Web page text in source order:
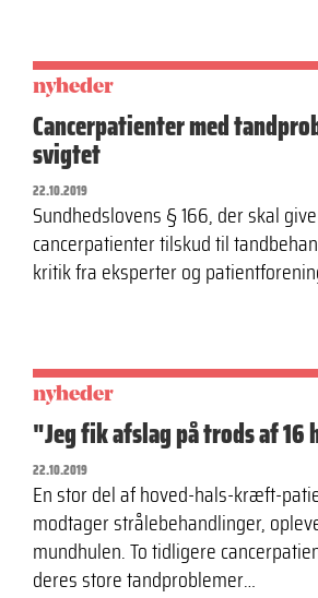
nyheder
Cancerpatienter med
svigtet
22.10.2019
Sundhedslovens § 166, der skal
cancerpatienter tilskud til
kritik fra eksperter og
nyheder
"Jeg fik afslag på trods af
22.10.2019
En stor del af hoved-hals-kræft-
modtager strålebehandlinger,
mundhulen. To tidligere
deres store tandproblemer…